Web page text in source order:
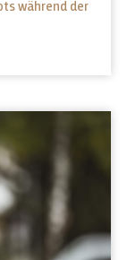
während der